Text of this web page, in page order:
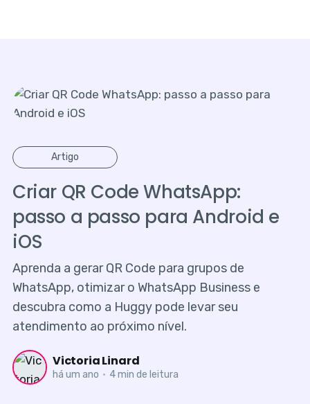
Artigo
Criar QR Code WhatsApp:
passo a passo para Android e
iOS
Aprenda a gerar QR Code para grupos de
WhatsApp, otimizar o WhatsApp Business e
descubra como a Huggy pode levar seu
atendimento ao próximo nível.
Victoria Linard
há um ano • 4 min de leitura